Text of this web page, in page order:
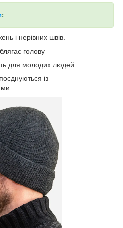
:
і нерівних швів.
голову
для молодих людей.
із